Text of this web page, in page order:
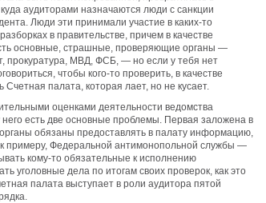
куда аудиторами назначаются люди с санкции
Люди эти принимали участие в каких-то
в правительстве, причем в качестве
основные, страшные, проверяющие органы —
прокуратура, МВД, ФСБ, — но если у тебя нет
чтобы кого-то проверить, в качестве
Счетная палата, которая лает, но не кусает.
оценками деятельности ведомства
есть две основные проблемы. Первая заложена в
обязаны предоставлять в палату информацию,
примеру, Федеральной антимонопольной службы —
кому-то обязательные к исполнению
уголовные дела по итогам своих проверок, как это
палата выступает в роли аудитора пятой